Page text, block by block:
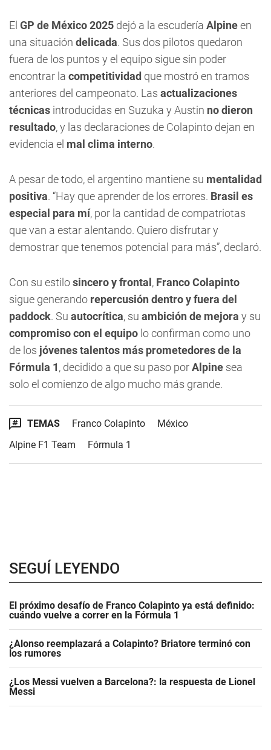
El GP de México 2025 dejó a la escudería Alpineen
una situación delicada. Sus dos pilotos quedaron
fuera de los puntos y el equipo sigue sin poder
encontrar la competitividad que mostró en tramos
anteriores del campeonato. Las actualizaciones
técnicas introducidas en Suzuka y Austin no dieron
resultado, y las declaraciones de Colapinto dejan en
evidencia el mal clima interno.
A pesar de todo, el argentino mantiene su mentalidad
positiva. “Hay que aprender de los errores. Brasil es
especial para mí, por la cantidad de compatriotas
que van a estar alentando. Quiero disfrutar y
demostrar que tenemos potencial para más”, declaró.
Con su estilosincero y frontal, Franco Colapinto
sigue generando repercusión dentro y fuera del
paddock. Su autocrítica, su ambición de mejora y su
compromiso con el equipo lo confirman como uno
de los jóvenes talentos más prometedores de la
Fórmula 1, decidido a que su paso porAlpine sea
solo el comienzo de algo mucho más grande.
TEMAS Franco Colapinto
México
Alpine F1 Team
Fórmula 1
SEGUÍ LEYENDO
El próximo desafío de Franco Colapinto ya está definido:
cuándo vuelve a correr en la Fórmula 1
¿Alonso reemplazará a Colapinto? Briatore terminó con
los rumores
¿Los Messi vuelven a Barcelona?: la respuesta de Lionel
Messi